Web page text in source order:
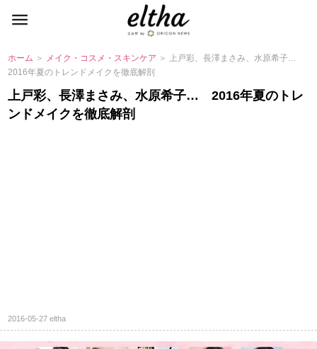
ホーム ＞ メイク・コスメ・スキンケア ＞ 上戸彩、長澤まさみ、水原希子…
2016年夏のトレンドメイクを徹底解剖
上戸彩、長澤まさみ、水原希子… 2016年夏のトレ
ンドメイクを徹底解剖
2016-05-27eltha